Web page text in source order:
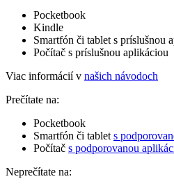
Pocketbook
Kindle
Smartfón či tablet s príslušnou
Počítač s príslušnou aplikáciou
Viac informácií v našich návodoch
Prečítate na:
Pocketbook
Smartfón či tablet s
Počítač s podporovanou
Neprečítate na: